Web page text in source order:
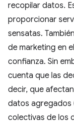
recopilar datos.
proporcionar
sensatas.
de marketing en
confianza. Sin
cuenta que las
decir, que
datos agregados
colectivas de los